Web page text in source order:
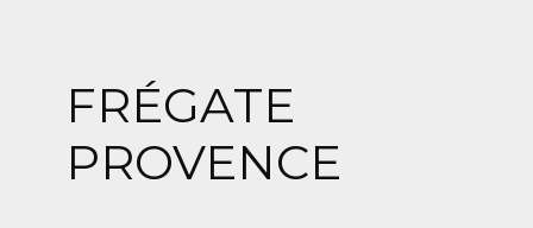
FRÉGATE
PROVENCE